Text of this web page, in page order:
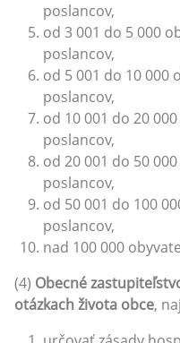
poslancov,
od 3 001 do 5 000
poslancov,
od 5 001 do 10 000
poslancov,
od 10 001 do 20
poslancov,
od 20 001 do 50
poslancov,
od 50 001 do 100
poslancov,
nad 100 000
(4) Obecné
otázkach života obce,